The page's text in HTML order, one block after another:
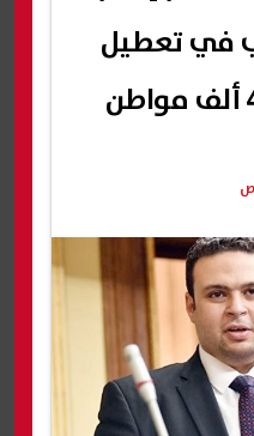
في تعطيل